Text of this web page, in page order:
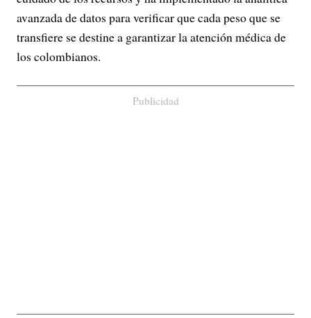
avanzada de datos para verificar que cada peso que se
transfiere se destine a garantizar la atención médica de
los colombianos.
Publicidad